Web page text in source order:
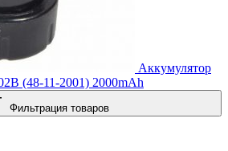
Аккумулятор
(48-11-2001) 2000mAh
Фильтрация товаров